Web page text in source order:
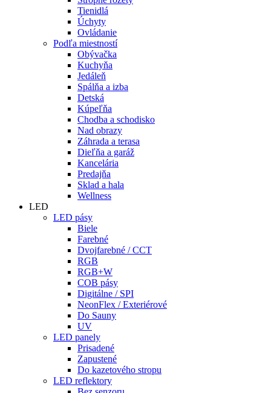
Tienidlá
Úchyty
Ovládanie
Podľa miestností
Obývačka
Kuchyňa
Jedáleň
Spálňa a izba
Detská
Kúpeľňa
Chodba a schodisko
Nad obrazy
Záhrada a terasa
Dieľňa a garáž
Kancelária
Predajňa
Sklad a hala
Wellness
LED
LED pásy
Biele
Farebné
Dvojfarebné / CCT
RGB
RGB+W
COB pásy
Digitálne / SPI
NeonFlex / Exteriérové
Do Sauny
UV
LED panely
Prisadené
Zapustené
Do kazetového stropu
LED reflektory